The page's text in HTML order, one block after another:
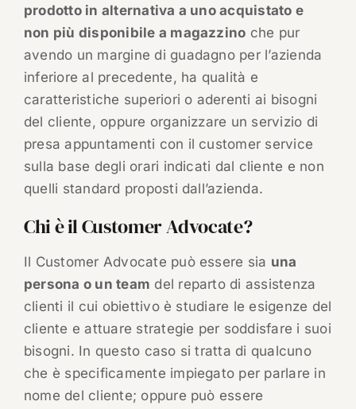
prodotto in alternativa a uno acquistato e
non più disponibile a magazzino che pur
avendo un margine di guadagno per l’azienda
inferiore al precedente, ha qualità e
caratteristiche superiori o aderenti ai bisogni
del cliente, oppure organizzare un servizio di
presa appuntamenti con il customer service
sulla base degli orari indicati dal cliente e non
quelli standard proposti dall’azienda.
Chi è il Customer Advocate?
Il Customer Advocate può essere sia una
persona o un team del reparto di assistenza
clienti il cui obiettivo è studiare le esigenze del
cliente e attuare strategie per soddisfare i suoi
bisogni. In questo caso si tratta di qualcuno
che è specificamente impiegato per parlare in
nome del cliente; oppure può essere